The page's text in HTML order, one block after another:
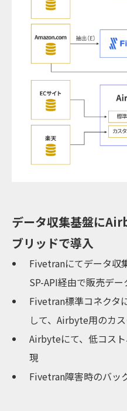
データ収集基盤に
ブリッドで導入
Fivetranにてデータ収
SP-API経由で販売デ
Fivetran標準コネクタ
して、Airbyte用のカ
Airbyteにて、低コス
現
Fivetran障害時のバッ